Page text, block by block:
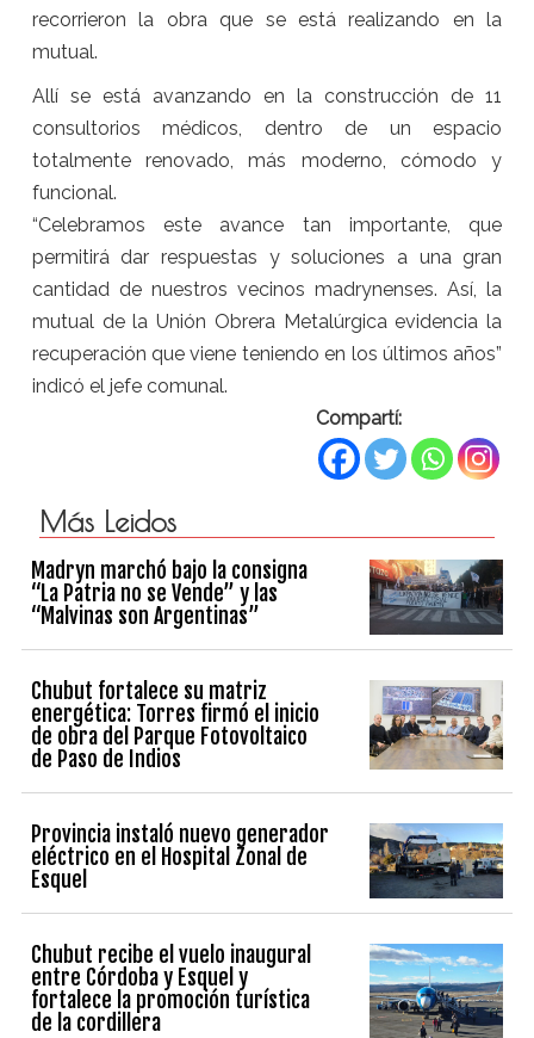
recorrieron la obra que se está realizando en la
mutual.
Allí se está avanzando en la construcción de 11
consultorios médicos, dentro de un espacio
totalmente renovado, más moderno, cómodo y
funcional.
“Celebramos este avance tan importante, que
permitirá dar respuestas y soluciones a una gran
cantidad de nuestros vecinos madrynenses. Así, la
mutual de la Unión Obrera Metalúrgica evidencia la
recuperación que viene teniendo en los últimos años”
indicó el jefe comunal.
Compartí:
Más Leidos
Madryn marchó bajo la consigna
“La Patria no se Vende” y las
“Malvinas son Argentinas”
Chubut fortalece su matriz
energética: Torres firmó el inicio
de obra del Parque Fotovoltaico
de Paso de Indios
Provincia instaló nuevo generador
eléctrico en el Hospital Zonal de
Esquel
Chubut recibe el vuelo inaugural
entre Córdoba y Esquel y
fortalece la promoción turística
de la cordillera